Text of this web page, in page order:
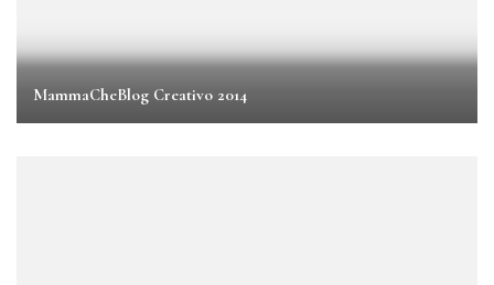
MammaCheBlog Creativo 2014